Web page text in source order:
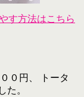
す方法はこちら
０円、 トータ
た。